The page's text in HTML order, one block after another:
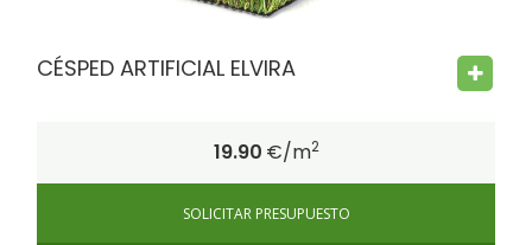
CÉSPED ARTIFICIAL ELVIRA
19.90 €/m2
SOLICITAR PRESUPUESTO